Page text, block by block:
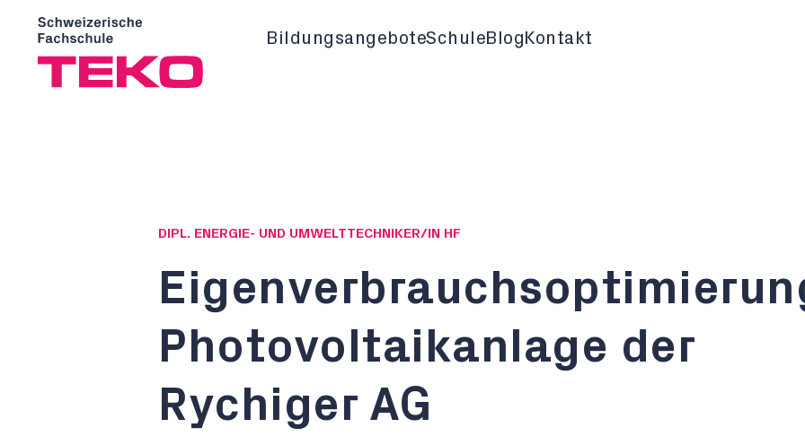
BildungsangeboteSchule Blog Kontakt
DIPL. ENERGIE- UND UMWELTTECHNIKER/IN HF
Photovoltaikanlage der
Rychiger AG